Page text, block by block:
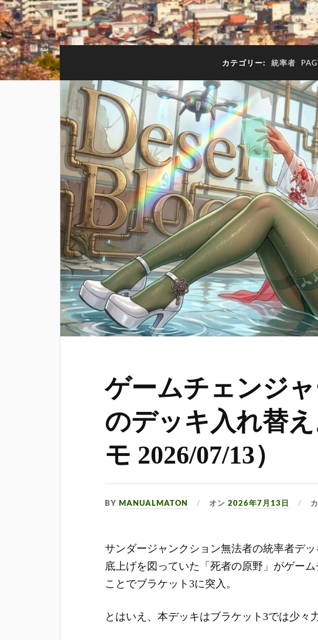
カテゴリー: 統率者
ゲームチェンジ
のデッキ入れ替
モ 2026/07/13）
BYMANUALMATON オン2026年7月13日
サンダージャンクション無法者の統率者デ
底上げを図っていた「死者の原野」がゲー
ことでブラケット3に突入。
とはいえ、本デッキはブラケット3では少々